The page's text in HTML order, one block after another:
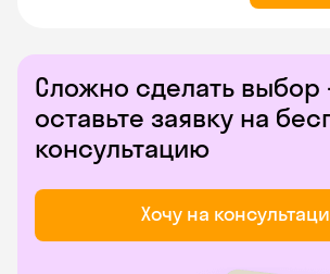
Сложно сделать
оставьте заявку на
консультацию
Хочу на